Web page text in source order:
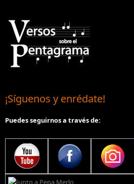
¡Síguenos y enrédate!
Puedes seguirnos a través de: